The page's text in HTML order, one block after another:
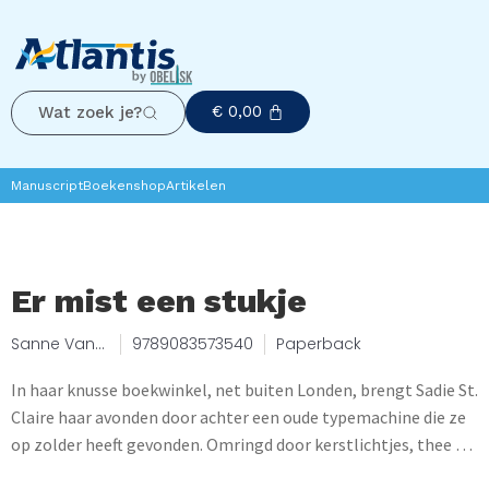
Wat zoek je? € 0,00
ManuscriptBoekenshopArtikelen
Er mist een stukje
Sanne Van
9789083573540 Paperback
In haar knusse boekwinkel, net buiten Londen, brengt Sadie St.
Claire haar avonden door achter een oude typemachine die ze
op zolder heeft gevonden. Omringd door kerstlichtjes, thee en